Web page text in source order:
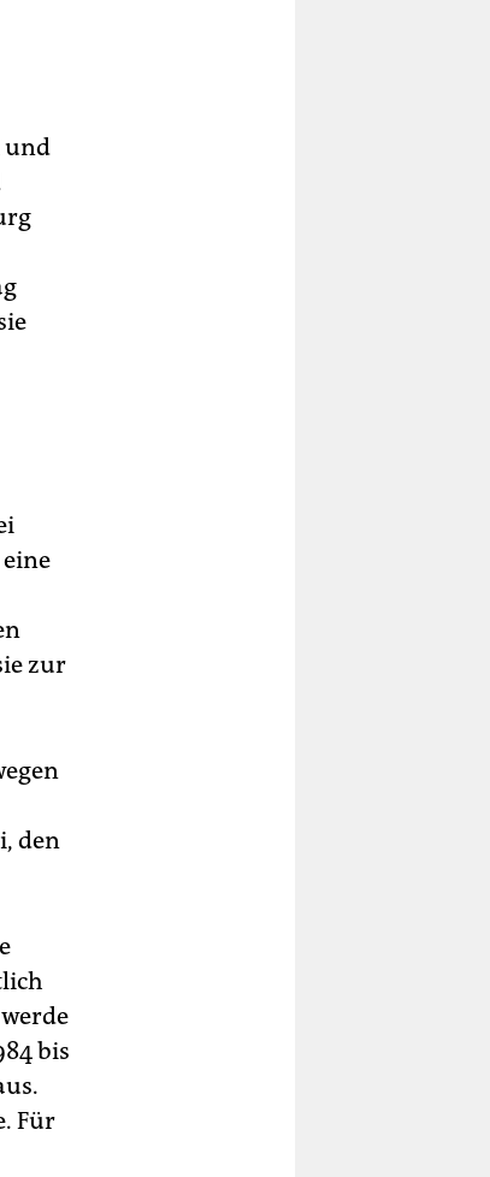
und
zur
den
bis
Für